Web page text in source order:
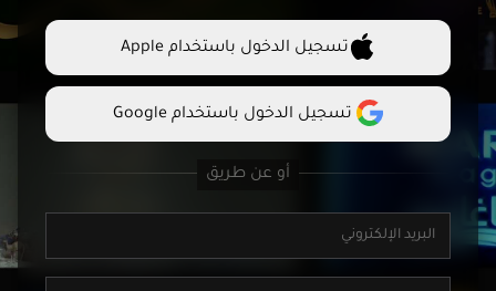
تسجيل الدخول باستخدام Apple
تسجيل الدخول باستخدام Google